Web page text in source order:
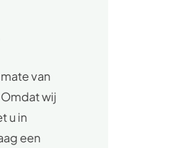
van
wij
u in
een